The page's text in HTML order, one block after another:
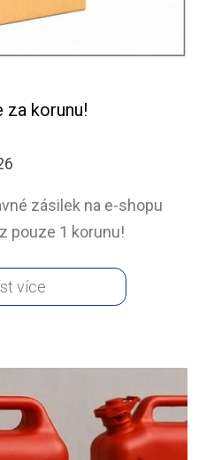
za korunu!
zásilek na e-shopu
pouze 1 korunu!
více